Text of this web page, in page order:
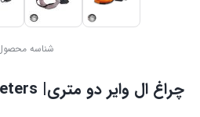
شناسه
چراغ ال وایر دو متری| L wire Two meters